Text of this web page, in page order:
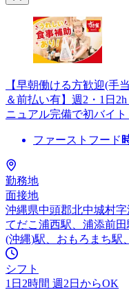
【早朝働ける方歓迎(
＆前払い有】週2・1日
ニュアル完備で初バイ
ファーストフード
勤務地
面接地
沖縄県中頭郡北中城村字
てだこ浦西駅、浦添前
(沖縄)駅、おもろまち駅
シフト
1日2時間 週2日からOK